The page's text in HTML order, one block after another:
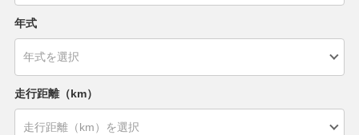
年式
走行距離（km）